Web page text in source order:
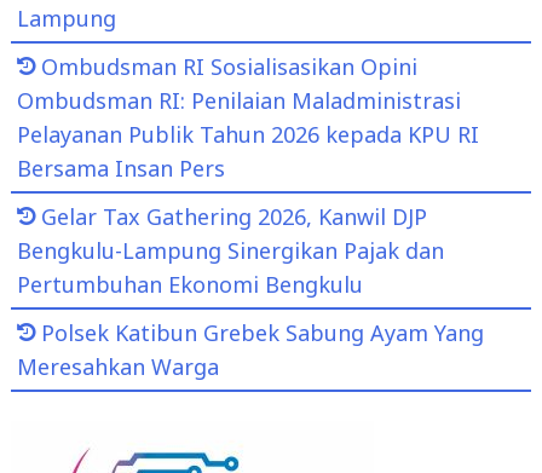
Lampung
Ombudsman RI Sosialisasikan Opini
Ombudsman RI: Penilaian Maladministrasi
Pelayanan Publik Tahun 2026 kepada KPU RI
Bersama Insan Pers
Gelar Tax Gathering 2026, Kanwil DJP
Bengkulu-Lampung Sinergikan Pajak dan
Pertumbuhan Ekonomi Bengkulu
Polsek Katibun Grebek Sabung Ayam Yang
Meresahkan Warga